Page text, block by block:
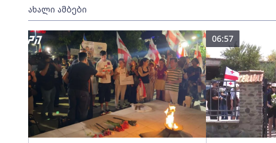
ახალი ამბები
06:57